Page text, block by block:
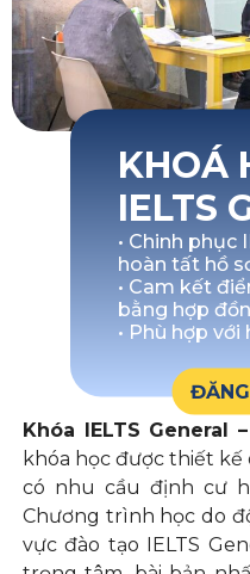
KHOÁ
IELTS
• Chinh phục
hoàn tất hồ
• Cam kết
bằng hợp
• Phù hợp
Khóa IELTS General
khóa học được thiết
có nhu cầu định cư
Chương trình học do
vực đào tạo IELTS